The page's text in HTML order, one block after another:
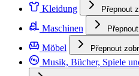
Kleidung Přepnout
Maschinen
Möbel Přepnout
Musik, Bücher, Spiele